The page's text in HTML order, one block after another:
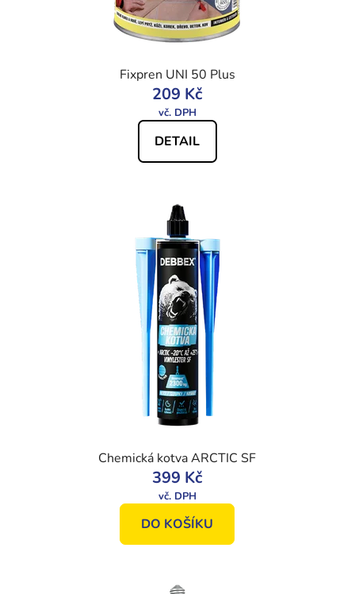
Fixpren UNI 50 Plus
209 Kč
DETAIL
Chemická kotva ARCTIC SF
399 Kč
DO KOŠÍKU